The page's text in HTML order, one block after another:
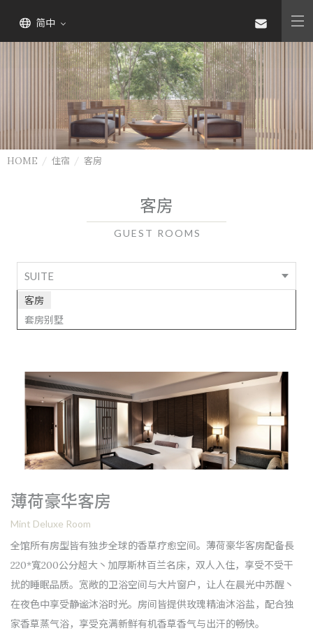
简中
HOME 住宿 客房
客房
GUEST ROOMS
SUITE
客房
套房别墅
薄荷豪华客房
Mint Deluxe Room
全馆所有房型皆有独步全球的香草疗愈空间。薄荷豪华客房配备長
220*寬200公分超大丶加厚斯林百兰名床，双人入住，享受不受干
扰的睡眠品质。宽敞的卫浴空间与大片窗户，让人在晨光中苏醒丶
在夜色中享受静谧沐浴时光。房间皆提供玫瑰精油沐浴盐，配合独
家香草蒸气浴，享受充满新鲜有机香草香气与出汗的畅快。